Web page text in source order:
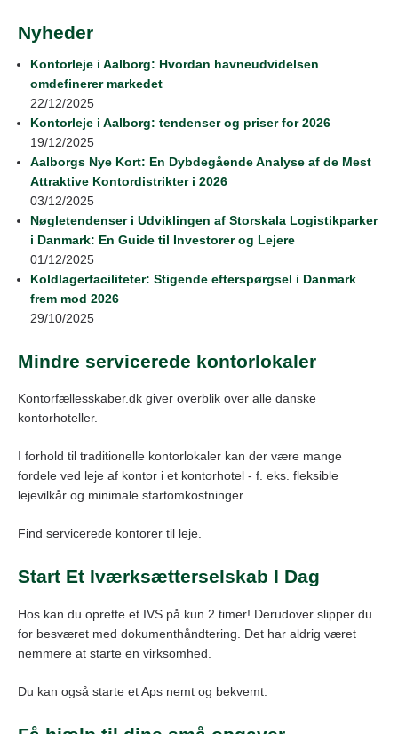
Nyheder
Kontorleje i Aalborg: Hvordan havneudvidelsen
omdefinerer markedet
22/12/2025
Kontorleje i Aalborg: tendenser og priser for 2026
19/12/2025
Aalborgs Nye Kort: En Dybdegående Analyse af de Mest
Attraktive Kontordistrikter i 2026
03/12/2025
Nøgletendenser i Udviklingen af Storskala Logistikparker
i Danmark: En Guide til Investorer og Lejere
01/12/2025
Koldlagerfaciliteter: Stigende efterspørgsel i Danmark
frem mod 2026
29/10/2025
Mindre servicerede kontorlokaler
Kontorfællesskaber.dk giver overblik over alle danske
kontorhoteller.
I forhold til traditionelle kontorlokaler kan der være mange
fordele ved leje af kontor i et kontorhotel - f. eks. fleksible
lejevilkår og minimale startomkostninger.
Find servicerede kontorer til leje.
Start Et Iværksætterselskab I Dag
Hos kan du oprette et IVS på kun 2 timer! Derudover slipper du
for besværet med dokumenthåndtering. Det har aldrig været
nemmere at starte en virksomhed.
Du kan også starte et Aps nemt og bekvemt.